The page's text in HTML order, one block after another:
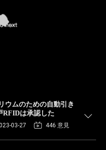
ウムのための自動引き
RFIDは承認した
03-27 446 意見